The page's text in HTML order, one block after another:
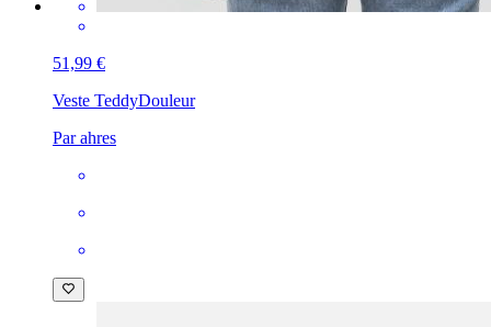
51,99 €
Veste TeddyDouleur
Par ahres